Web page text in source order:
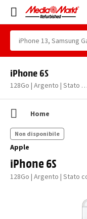
iPhone 6S
128Go | Argento | Stato corretto
Home
Apple
iPhone 6S
128Go | Argento | Stato
Non disponibile